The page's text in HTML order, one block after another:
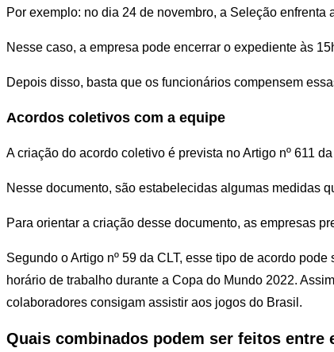
Por exemplo: no dia 24 de novembro, a Seleção
Nesse caso, a empresa pode encerrar o expediente às
Depois disso, basta que os funcionários compensem
Acordos coletivos com a equipe
A criação do acordo coletivo é prevista no Artigo nº 611
Nesse documento, são estabelecidas algumas medidas
Para orientar a criação desse documento, as empresas
Segundo o Artigo nº 59 da CLT, esse tipo de acordo
horário de trabalho durante a Copa do Mundo 2022.
colaboradores consigam assistir aos jogos do Brasil.
Quais combinados podem ser feitos entre